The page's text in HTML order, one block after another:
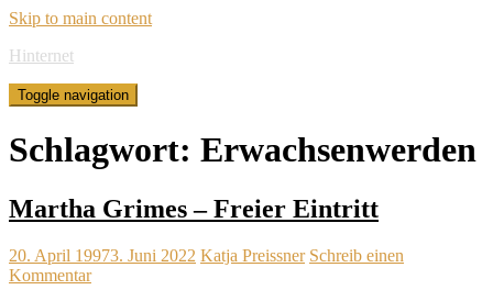
Skip to main content
Hinternet
Toggle navigation
Schlagwort: Erwachsenwerden
Martha Grimes – Freier Eintritt
20. April 19973. Juni 2022 Katja Preissner Schreib einen
Kommentar